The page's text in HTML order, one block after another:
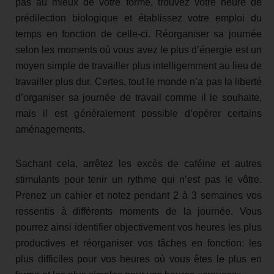
pas au mieux de votre forme, trouvez votre heure de
prédilection biologique et établissez votre emploi du
temps en fonction de celle-ci. Réorganiser sa journée
selon les moments où vous avez le plus d’énergie est un
moyen simple de travailler plus intelligemment au lieu de
travailler plus dur. Certes, tout le monde n’a pas la liberté
d’organiser sa journée de travail comme il le souhaite,
mais il est généralement possible d’opérer certains
aménagements.
Sachant cela, arrêtez les excès de caféine et autres
stimulants pour tenir un rythme qui n’est pas le vôtre.
Prenez un cahier et notez pendant 2 à 3 semaines vos
ressentis à différents moments de la journée. Vous
pourrez ainsi identifier objectivement vos heures les plus
productives et réorganiser vos tâches en fonction: les
plus difficiles pour vos heures où vous êtes le plus en